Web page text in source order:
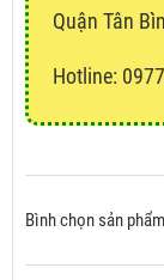
Quận Tân
Hotline:
Bình chọn sản